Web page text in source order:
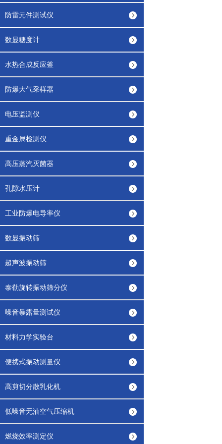
防雷元件测试仪
数显糖度计
水热合成反应釜
防爆大气采样器
电压监测仪
重金属检测仪
高压蒸汽灭菌器
孔隙水压计
工业防爆电导率仪
数显振动筛
超声波振动筛
泰勒旋转振动筛分仪
噪音暴露量测试仪
材料力学实验台
便携式振动测量仪
高剪切分散乳化机
低噪音无油空气压缩机
燃烧效率测定仪